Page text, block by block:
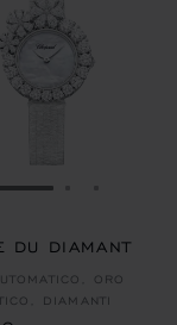
ALLA SLIDE 1
DU DIAMANT
ORO
DIAMANTI